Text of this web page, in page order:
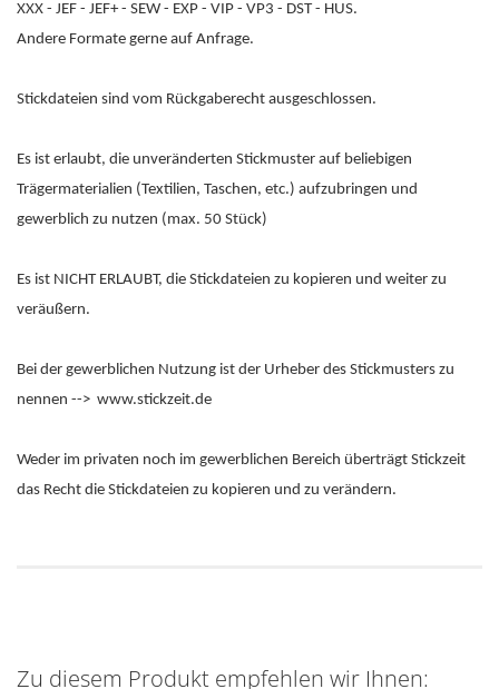
XXX - JEF - JEF+ - SEW - EXP - VIP - VP3 - DST - HUS.
Andere Formate gerne auf Anfrage.
Stickdateien sind vom Rückgaberecht ausgeschlossen.
Es ist erlaubt, die unveränderten Stickmuster auf beliebigen
Trägermaterialien (Textilien, Taschen, etc.) aufzubringen und
gewerblich zu nutzen (max. 50 Stück)
Es ist NICHT ERLAUBT, die Stickdateien zu kopieren und weiter zu
veräußern.
Bei der gewerblichen Nutzung ist der Urheber des Stickmusters zu
nennen --> www.stickzeit.de
Weder im privaten noch im gewerblichen Bereich überträgt Stickzeit
das Recht die Stickdateien zu kopieren und zu verändern.
Zu diesem Produkt empfehlen wir Ihnen: